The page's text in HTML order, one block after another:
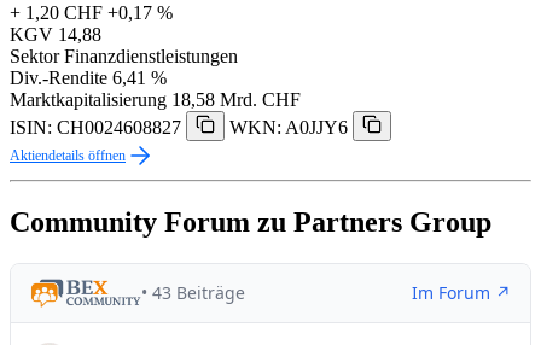
+ 1,20 CHF +0,17 %
KGV 14,88
Sektor Finanzdienstleistungen
Div.-Rendite 6,41 %
Marktkapitalisierung 18,58 Mrd. CHF
ISIN: CH0024608827
WKN: A0JJY6
Aktiendetails öffnen
Community Forum zu Partners Group